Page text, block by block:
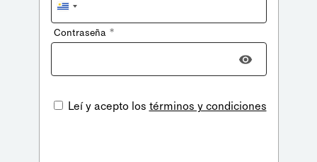
Uruguay
+598
Contraseña *
Leí y acepto los términos y condiciones